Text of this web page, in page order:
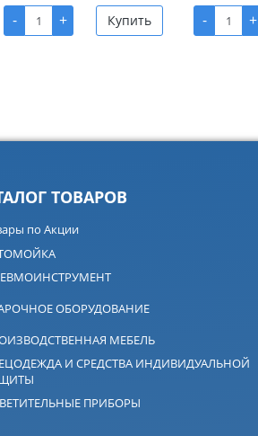
-
+ Купить
-
+
ТОВАРОВ
по Акции
ОБОРУДОВАНИЕ
МЕБЕЛЬ
И СРЕДСТВА ИНДИВИДУАЛЬНОЙ
ПРИБОРЫ